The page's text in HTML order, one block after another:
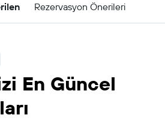
Rezervasyon Önerileri
En Güncel